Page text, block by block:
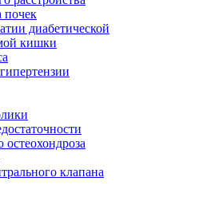
почек
диабетической
кишки
клапана